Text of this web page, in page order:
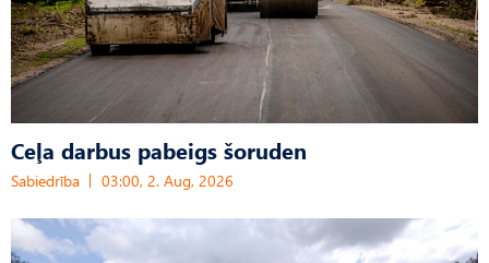
Ceļa darbus pabeigs šoruden
Sabiedrība 03:00, 2. Aug, 2026